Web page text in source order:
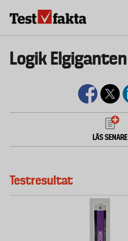
Huvudmeny
ny
Logik Elgiganten
LÄS SENARE
Testresultat